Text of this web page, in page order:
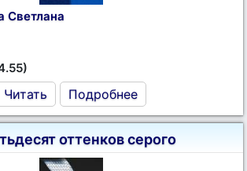
Светлана
Читать Подробнее
оттенков серого